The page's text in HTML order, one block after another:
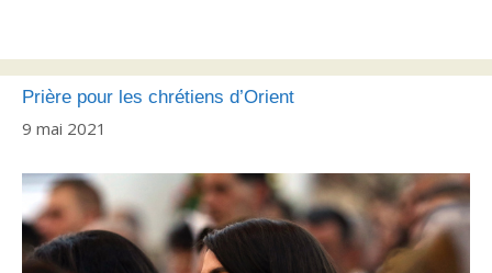
Prière pour les chrétiens d’Orient
9 mai 2021